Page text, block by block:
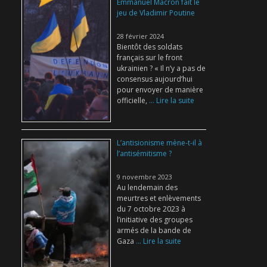
jeu de Vladimir Poutine
28 février 2024
Bientôt des soldats
français sur le front
ukrainien ? « Il n’y a pas de
consensus aujourd’hui
pour envoyer de manière
officielle, ... Lire la suite
L’antisionisme mène-t-il à
l’antisémitisme ?
9 novembre 2023
Au lendemain des
meurtres et enlèvements
du 7 octobre 2023 à
l’initiative des groupes
armés de la bande de
Gaza ... Lire la suite